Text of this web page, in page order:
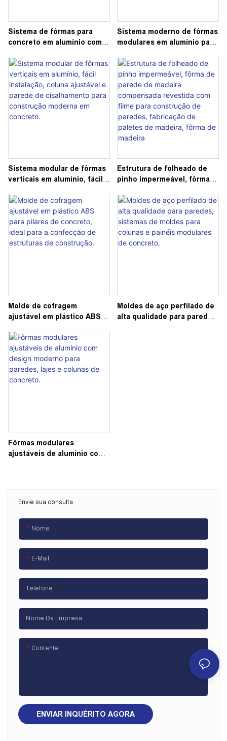
Envie sua consulta
Nome
E-Mail
Telefone
Nome Da Empresa
Contente
ENVIAR INQUÉRITO AGORA
Sistema de fôrmas para
concreto em alumínio com
montagem. Solução de
construção eficiente.
Sistema moderno de fôrmas
modulares em alumínio para
colunas, paredes e lajes de
concreto. Durável e leve.
Sistema modular de fôrmas
verticais em alumínio, fácil
e parede de cisalhamento
para construção moderna
em concreto.
Estrutura de folheado de
pinho impermeável, fôrma
compensada revestida com
filme para construção de
paredes, fabricação de
paletes de madeira, fôrma
de madeira
Molde de cofragem
ajustável em plástico ABS
ideal para a confecção de
estruturas de construção.
Moldes de aço perfilado de
alta qualidade para paredes,
Fôrmas modulares
ajustáveis ​​de alumínio com